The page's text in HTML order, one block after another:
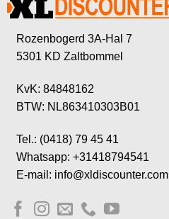
Rozenbogerd 3A-Hal 7
5301 KD Zaltbommel
KvK: 84848162
BTW: NL863410303B01
Tel.: (0418) 79 45 41
Whatsapp: +31418794541
E-mail: info@xldiscounter.com